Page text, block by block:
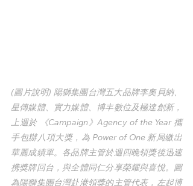
(圖片說明) 陽獅集團台灣五大品牌李奧貝納、
星傳媒體、實力媒體、博丰數位及極達創新，
上週於 《Campaign》Agency of the Year 攜
手包辦八項大獎，為 Power of One 新局繳出
華麗成績單。各品牌主管於週四晚領獎後迅速
携獎牌回台，與全體同仁分享榮耀與喜悅。圖
為陽獅集團台灣赴港領獎的主管代表，左起博